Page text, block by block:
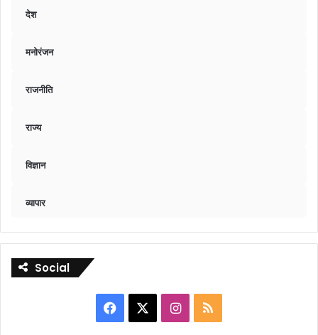
देश
मनोरंजन
राजनीति
राज्य
विज्ञान
व्यापार
Social
Facebook Instagram
RSS